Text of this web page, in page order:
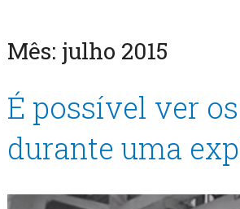
Mês: julho 2015
É possível ver
durante uma